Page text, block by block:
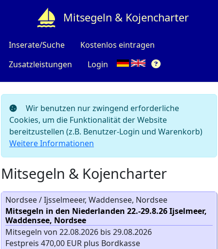
Mitsegeln & Kojencharter
Inserate/Suche
Kostenlos eintragen
Zusatzleistungen
Login
Wir benutzen nur zwingend erforderliche
Cookies, um die Funktionalität der Website
bereitzustellen (z.B. Benutzer-Login und Warenkorb)
Weitere Informationen
Mitsegeln & Kojencharter
Nordsee / Ijsselmeeer, Waddensee, Nordsee
Mitsegeln in den Niederlanden 22.-29.8.26 Ijselmeer,
Waddensee, Nordsee
Mitsegeln von 22.08.2026 bis 29.08.2026
Festpreis 470,00 EUR plus Bordkasse